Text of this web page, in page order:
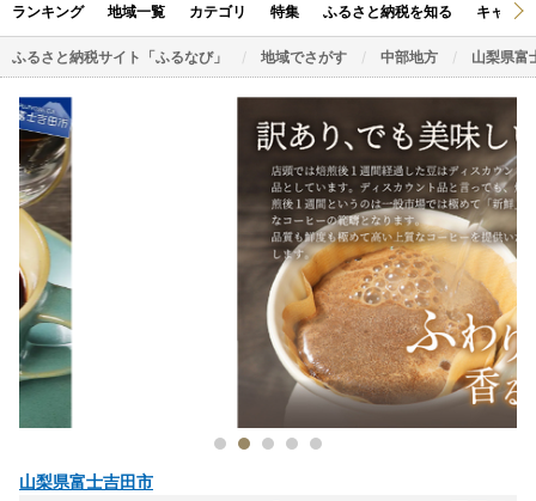
ランキング 地域一覧 カテゴリ 特集 ふるさと納税を知る キャン
ふるさと納税サイト「ふるなび」 地域でさがす 中部地方 山梨県富
山梨県富士吉田市